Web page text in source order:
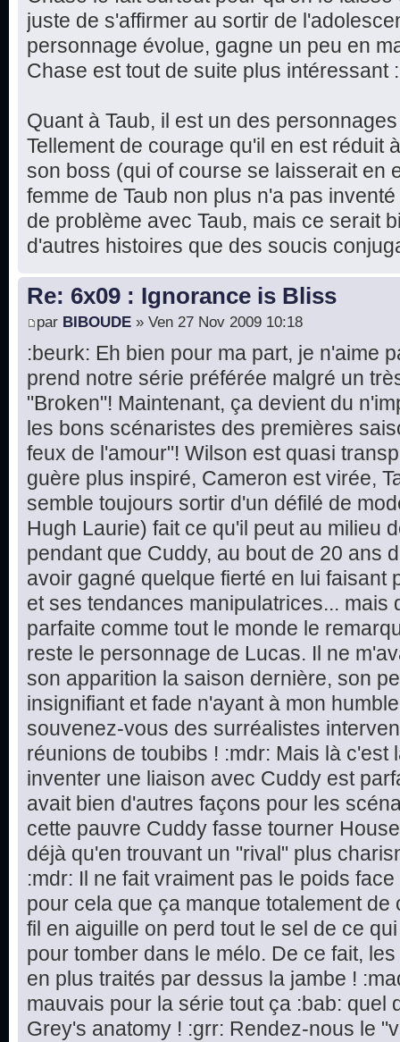
juste de s'affirmer au sortir de
personnage évolue, gagne un peu en
Chase est tout de suite plus intéressant
Quant à Taub, il est un des
Tellement de courage qu'il en est réduit
son boss (qui of course se laisserait en
femme de Taub non plus n'a pas
de problème avec Taub, mais ce serait
d'autres histoires que des soucis
Re: 6x09 : Ignorance is Bliss
par BIBOUDE » Ven 27 Nov 2009 10:18
:beurk: Eh bien pour ma part, je n'aime
prend notre série préférée malgré un
"Broken"! Maintenant, ça devient du
les bons scénaristes des premières
feux de l'amour"! Wilson est quasi
guère plus inspiré, Cameron est virée,
semble toujours sortir d'un défilé de
Hugh Laurie) fait ce qu'il peut au milieu
pendant que Cuddy, au bout de 20 ans
avoir gagné quelque fierté en lui faisant
et ses tendances manipulatrices... mais
parfaite comme tout le monde le
reste le personnage de Lucas. Il ne
son apparition la saison dernière, son
insignifiant et fade n'ayant à mon
souvenez-vous des surréalistes
réunions de toubibs ! :mdr: Mais là c'est
inventer une liaison avec Cuddy est
avait bien d'autres façons pour les
cette pauvre Cuddy fasse tourner
déjà qu'en trouvant un "rival" plus
:mdr: Il ne fait vraiment pas le poids
pour cela que ça manque totalement
fil en aiguille on perd tout le sel de ce
pour tomber dans le mélo. De ce fait,
en plus traités par dessus la jambe !
mauvais pour la série tout ça :bab: quel
Grey's anatomy ! :grr: Rendez-nous le